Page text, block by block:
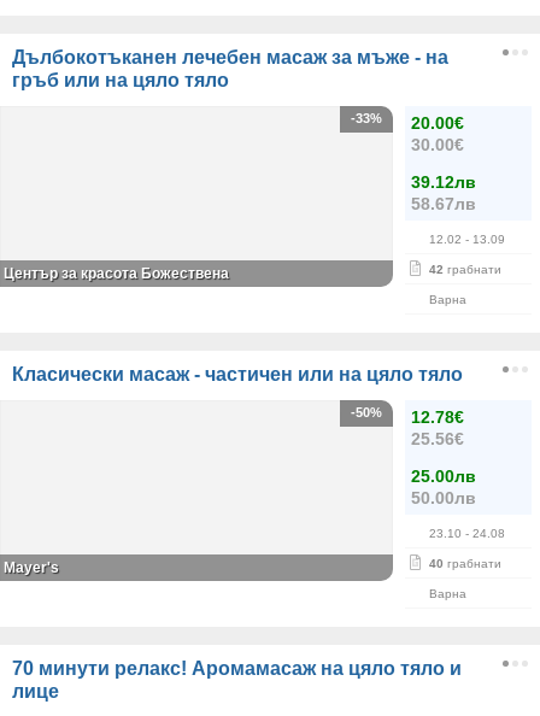
Дълбокотъканен лечебен масаж за мъже - на
гръб или на цяло тяло
20.00€
30.00€
39.12лв
58.67лв
12.02 - 13.09
42 грабнати
Варна
-33%
Център за красота Божествена
Класически масаж - частичен или на цяло тяло
12.78€
25.56€
25.00лв
50.00лв
23.10 - 24.08
40 грабнати
Варна
-50%
Mayer's
70 минути релакс! Аромамасаж на цяло тяло и
лице